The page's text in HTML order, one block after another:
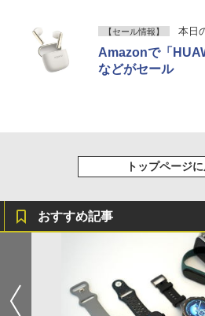
【セール情報】 本日
Amazonで「
などがセール
トップページ
おすすめ記事